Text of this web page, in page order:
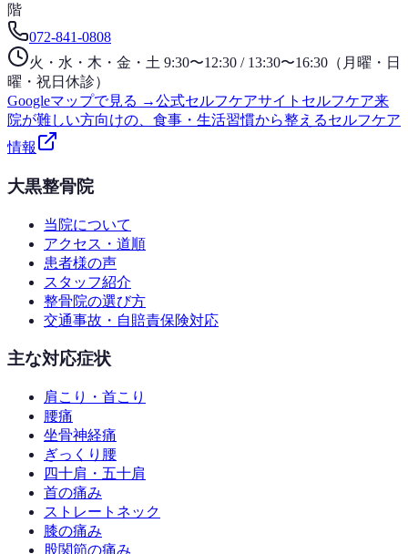
階
072-841-0808
火・水・木・金・土 9:30〜12:30 / 13:30〜16:30（月曜・日
曜・祝日休診）
Googleマップで見る →公式セルフケアサイト セルフケア来
院が難しい方向けの、食事・生活習慣から整えるセルフケア
情報
大黒整骨院
当院について
アクセス・道順
患者様の声
スタッフ紹介
整骨院の選び方
交通事故・自賠責保険対応
主な対応症状
肩こり・首こり
腰痛
坐骨神経痛
ぎっくり腰
四十肩・五十肩
首の痛み
ストレートネック
膝の痛み
股関節の痛み